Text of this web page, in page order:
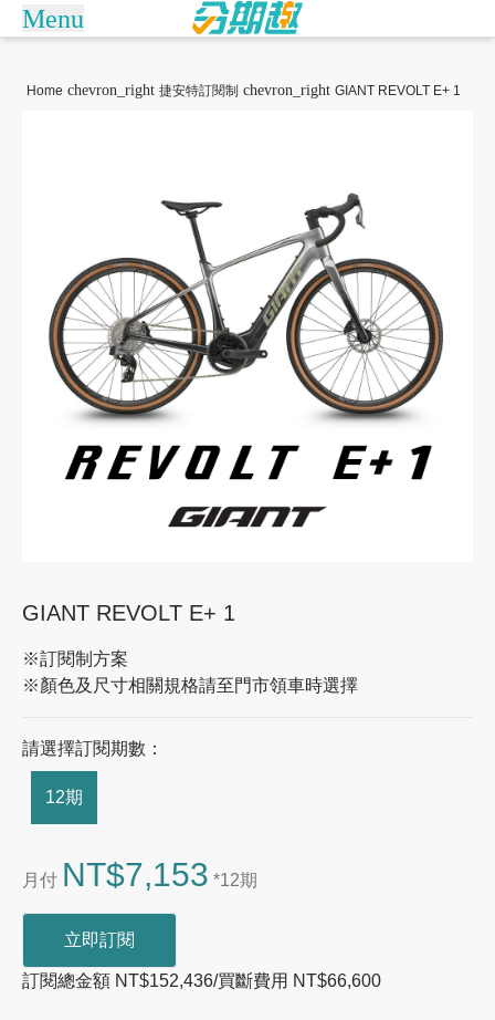
Menu
聯絡客服
Home chevron_right 捷安特訂閱制 chevron_right GIANT REVOLT E+ 1
GIANT REVOLT E+ 1
※訂閱制方案
※顏色及尺寸相關規格請至門市領車時選擇
請選擇訂閱期數：
12期
月付 NT$7,153 *12期
立即訂閱
訂閱總金額 NT$152,436/買斷費用 NT$66,600